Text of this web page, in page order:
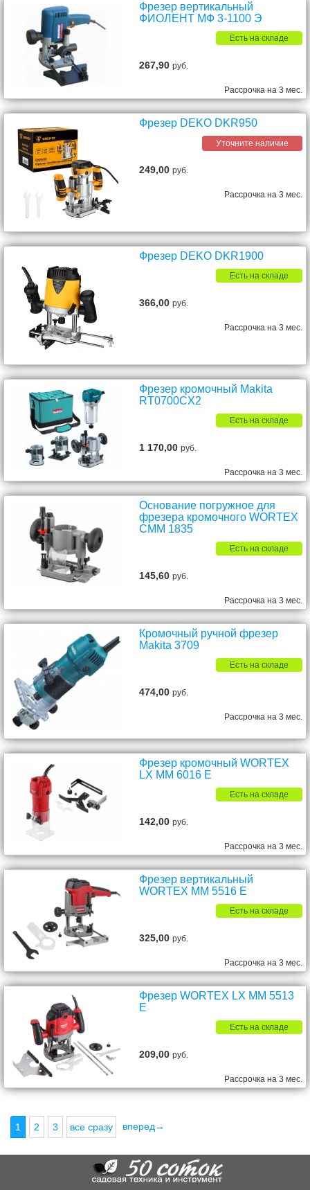
Фрезер вертикальный
ФИОЛЕНТ МФ 3-1100 Э
Есть на складе
267,90руб.
Рассрочка на 3 мес.
Фрезер DEKO DKR950
Уточните наличие
249,00руб.
Рассрочка на 3 мес.
Фрезер DEKO DKR1900
Есть на складе
366,00руб.
Рассрочка на 3 мес.
Фрезер кромочный Makita
RT0700CX2
Есть на складе
1 170,00руб.
Рассрочка на 3 мес.
Основание погружное для
фрезера кромочного WORTEX
CMM 1835
Есть на складе
145,60руб.
Рассрочка на 3 мес.
Кромочный ручной фрезер
Makita 3709
Есть на складе
474,00руб.
Рассрочка на 3 мес.
Фрезер кромочный WORTEX
LX MM 6016 E
Есть на складе
142,00руб.
Рассрочка на 3 мес.
Фрезер вертикальный
WORTEX MM 5516 E
Есть на складе
325,00руб.
Рассрочка на 3 мес.
Фрезер WORTEX LX MM 5513
E
Есть на складе
209,00руб.
Рассрочка на 3 мес.
1 2 3 все сразу вперед→